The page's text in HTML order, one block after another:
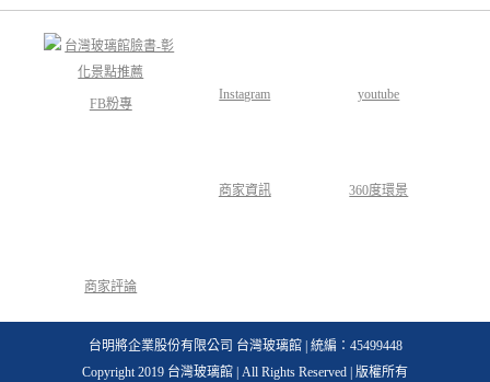
FB粉專
Instagram youtube
商家資訊 360度環景
商家評論
台明將企業股份有限公司 台灣玻璃館 | 統編：45499448
Copyright 2019 台灣玻璃館 | All Rights Reserved | 版權所有